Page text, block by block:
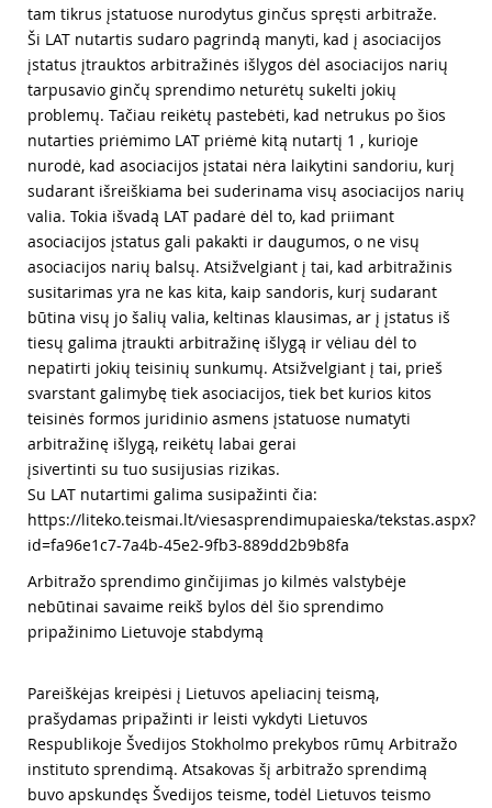
tam tikrus įstatuose nurodytus ginčus spręsti arbitraže.
Ši LAT nutartis sudaro pagrindą manyti, kad į asociacijos
įstatus įtrauktos arbitražinės išlygos dėl asociacijos narių
tarpusavio ginčų sprendimo neturėtų sukelti jokių
problemų. Tačiau reikėtų pastebėti, kad netrukus po šios
nutarties priėmimo LAT priėmė kitą nutartį 1 , kurioje
nurodė, kad asociacijos įstatai nėra laikytini sandoriu, kurį
sudarant išreiškiama bei suderinama visų asociacijos narių
valia. Tokia išvadą LAT padarė dėl to, kad priimant
asociacijos įstatus gali pakakti ir daugumos, o ne visų
asociacijos narių balsų. Atsižvelgiant į tai, kad arbitražinis
susitarimas yra ne kas kita, kaip sandoris, kurį sudarant
būtina visų jo šalių valia, keltinas klausimas, ar į įstatus iš
tiesų galima įtraukti arbitražinę išlygą ir vėliau dėl to
nepatirti jokių teisinių sunkumų. Atsižvelgiant į tai, prieš
svarstant galimybę tiek asociacijos, tiek bet kurios kitos
teisinės formos juridinio asmens įstatuose numatyti
arbitražinę išlygą, reikėtų labai gerai
įsivertinti su tuo susijusias rizikas.
Su LAT nutartimi galima susipažinti čia:
https://liteko.teismai.lt/viesasprendimupaieska/tekstas.aspx?
id=fa96e1c7-7a4b-45e2-9fb3-889dd2b9b8fa
Arbitražo sprendimo ginčijimas jo kilmės valstybėje
nebūtinai savaime reikš bylos dėl šio sprendimo
pripažinimo Lietuvoje stabdymą
Pareiškėjas kreipėsi į Lietuvos apeliacinį teismą,
prašydamas pripažinti ir leisti vykdyti Lietuvos
Respublikoje Švedijos Stokholmo prekybos rūmų Arbitražo
instituto sprendimą. Atsakovas šį arbitražo sprendimą
buvo apskundęs Švedijos teisme, todėl Lietuvos teismo